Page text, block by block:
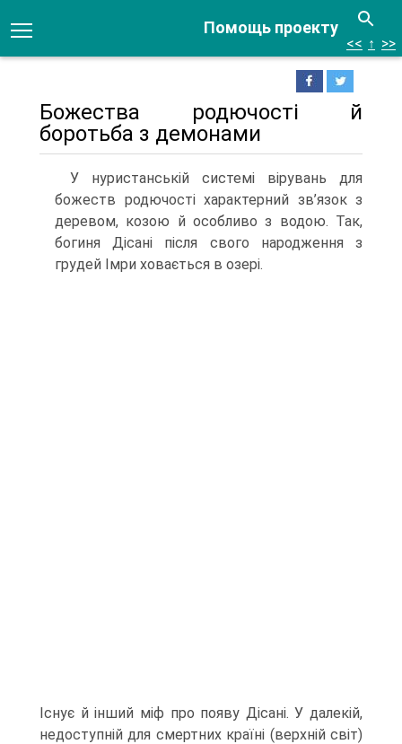
Помощь проекту
<< ↑ >>
Божества родючості й
боротьба з демонами
У нуристанській системі вірувань для
божеств родючості характерний зв’язок з
деревом, козою й особливо з водою. Так,
богиня Дісані після свого народження з
грудей Імри ховається в озері.
Існує й інший міф про появу Дісані. У далекій,
недо­ступній для смертних країні (верхній світ)